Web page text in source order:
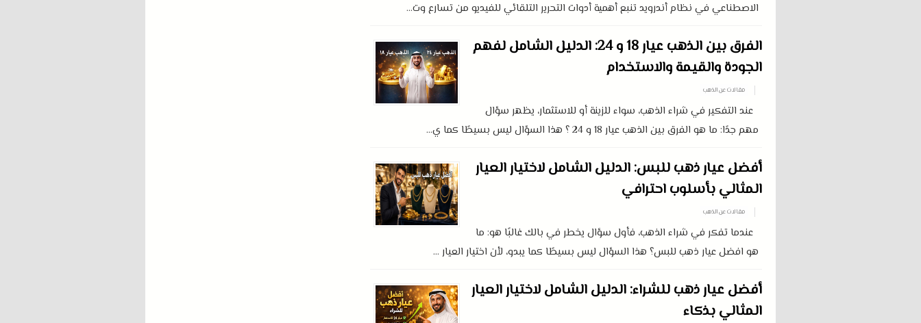
الاصطناعي في نظام أندرويد تنبع أهمية أدوات التحرير التلقائي للفيديو من تسارع وت...
الفرق بين الذهب عيار 18 و 24: الدليل الشامل لفهم
الجودة والقيمة والاستخدام
مقالات عن الذهب
عند التفكير في شراء الذهب، سواء للزينة أو للاستثمار، يظهر سؤال
مهم جدًا: ما هو الفرق بين الذهب عيار 18 و 24 ؟ هذا السؤال ليس بسيطًا كما ي...
أفضل عيار ذهب للبس: الدليل الشامل لاختيار العيار
المثالي بأسلوب احترافي
مقالات عن الذهب
عندما تفكر في شراء الذهب، فأول سؤال يخطر في بالك غالبًا هو: ما
هو افضل عيار ذهب للبس؟ هذا السؤال ليس بسيطًا كما يبدو، لأن اختيار العيار ...
أفضل عيار ذهب للشراء: الدليل الشامل لاختيار العيار
المثالي بذكاء